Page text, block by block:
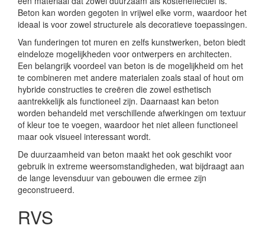
Beton kan worden gegoten in vrijwel elke vorm, waardoor het
ideaal is voor zowel structurele als decoratieve toepassingen.
Van funderingen tot muren en zelfs kunstwerken, beton biedt
eindeloze mogelijkheden voor ontwerpers en architecten.
Een belangrijk voordeel van beton is de mogelijkheid om het
te combineren met andere materialen zoals staal of hout om
hybride constructies te creëren die zowel esthetisch
aantrekkelijk als functioneel zijn. Daarnaast kan beton
worden behandeld met verschillende afwerkingen om textuur
of kleur toe te voegen, waardoor het niet alleen functioneel
maar ook visueel interessant wordt.
De duurzaamheid van beton maakt het ook geschikt voor
gebruik in extreme weersomstandigheden, wat bijdraagt aan
de lange levensduur van gebouwen die ermee zijn
geconstrueerd.
RVS